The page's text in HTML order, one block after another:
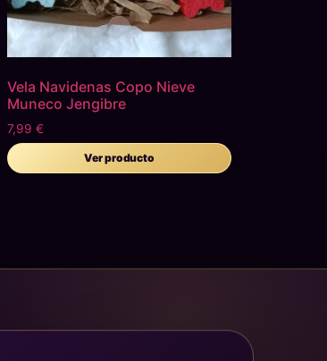
Vela Navidenas Copo Nieve
Muneco Jengibre
7,99€
Ver producto